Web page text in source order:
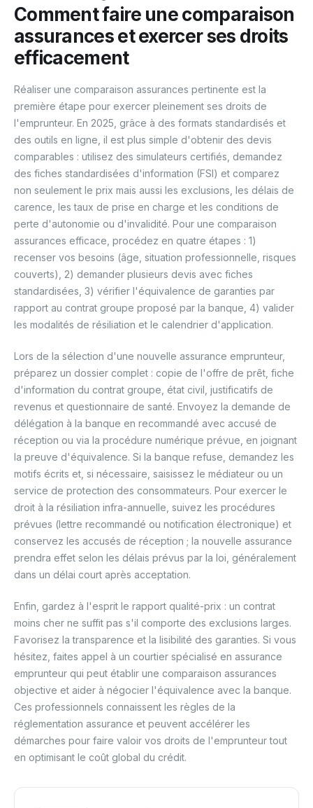
Comment faire une comparaison
assurances et exercer ses droits
efficacement
Réaliser une comparaison assurances pertinente est la
première étape pour exercer pleinement ses droits de
l'emprunteur. En 2025, grâce à des formats standardisés et
des outils en ligne, il est plus simple d'obtenir des devis
comparables : utilisez des simulateurs certifiés, demandez
des fiches standardisées d'information (FSI) et comparez
non seulement le prix mais aussi les exclusions, les délais de
carence, les taux de prise en charge et les conditions de
perte d'autonomie ou d'invalidité. Pour une comparaison
assurances efficace, procédez en quatre étapes : 1)
recenser vos besoins (âge, situation professionnelle, risques
couverts), 2) demander plusieurs devis avec fiches
standardisées, 3) vérifier l'équivalence de garanties par
rapport au contrat groupe proposé par la banque, 4) valider
les modalités de résiliation et le calendrier d'application.
Lors de la sélection d'une nouvelle assurance emprunteur,
préparez un dossier complet : copie de l'offre de prêt, fiche
d'information du contrat groupe, état civil, justificatifs de
revenus et questionnaire de santé. Envoyez la demande de
délégation à la banque en recommandé avec accusé de
réception ou via la procédure numérique prévue, en joignant
la preuve d'équivalence. Si la banque refuse, demandez les
motifs écrits et, si nécessaire, saisissez le médiateur ou un
service de protection des consommateurs. Pour exercer le
droit à la résiliation infra-annuelle, suivez les procédures
prévues (lettre recommandé ou notification électronique) et
conservez les accusés de réception ; la nouvelle assurance
prendra effet selon les délais prévus par la loi, généralement
dans un délai court après acceptation.
Enfin, gardez à l'esprit le rapport qualité-prix : un contrat
moins cher ne suffit pas s'il comporte des exclusions larges.
Favorisez la transparence et la lisibilité des garanties. Si vous
hésitez, faites appel à un courtier spécialisé en assurance
emprunteur qui peut établir une comparaison assurances
objective et aider à négocier l'équivalence avec la banque.
Ces professionnels connaissent les règles de la
réglementation assurance et peuvent accélérer les
démarches pour faire valoir vos droits de l'emprunteur tout
en optimisant le coût global du crédit.